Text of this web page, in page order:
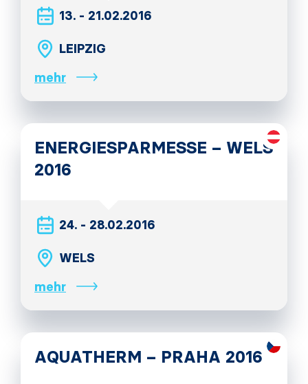
13. - 21.02.2016
LEIPZIG
mehr
ENERGIESPARMESSE – WELS
2016
24. - 28.02.2016
WELS
mehr
AQUATHERM – PRAHA 2016